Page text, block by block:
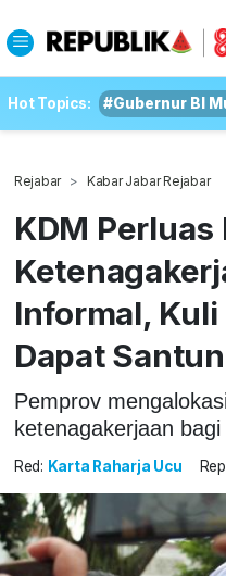
Hot Topics: #Gubernur BI
Rejabar Kabar Jabar Rejabar
KDM Perluas
Informal,
Dapat
Pemprov
ketenagakerjaan
Red: Karta Raharja Ucu